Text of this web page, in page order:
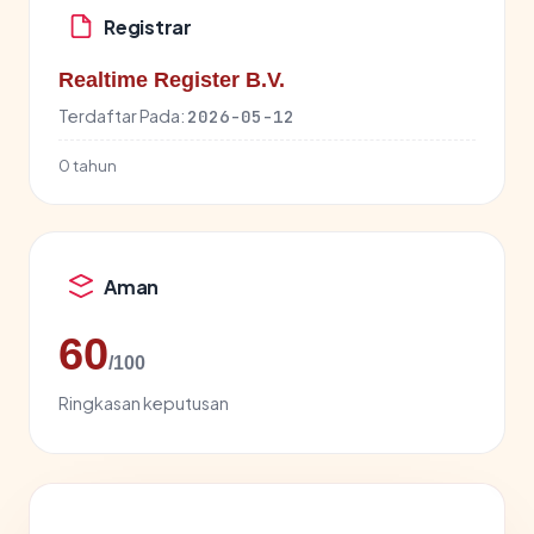
Registrar
Realtime Register B.V.
Terdaftar Pada: 2026-05-12
0 tahun
Aman
60/100
Ringkasan keputusan